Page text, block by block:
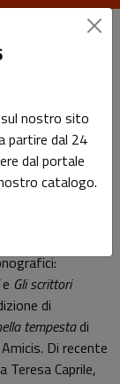
e Gli scrittori
di
tempestadi
Di recente
Caprile,
nostro sito
partire dal 24
dal portale
catalogo.